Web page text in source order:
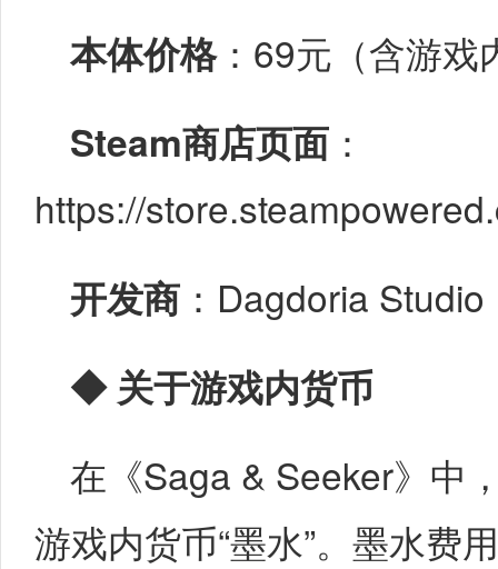
本体价格：69元（含游戏
Steam商店页面 ：
https://
开发商 ：Dagdoria Studio
◆ 关于游戏内货币
在《Saga & Seeker》中
游戏内货币“墨水”。墨水费